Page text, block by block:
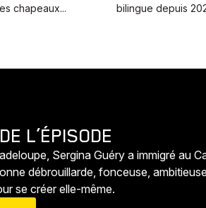
chapeaux...
bilingue depuis
L’ÉPISODE
Sergina Guéry a immigré au
débrouillarde, fonceuse,
se créer elle-même.